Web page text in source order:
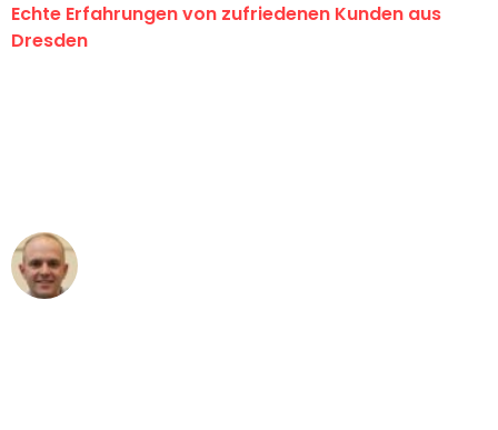
Echte Erfahrungen von zufriedenen Kunden aus
Dresden